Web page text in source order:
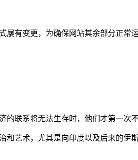
屡有变更，为确保网站其余部分正
联系将无法生存时，他们才第一次
和艺术，尤其是向印度以及后来的